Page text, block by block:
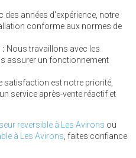
des années d'expérience, notre
conforme aux normes de
: Nous travaillons avec les
assurer un fonctionnement
satisfaction est notre priorité,
service après-vente réactif et
reversible à Les Avirons ou
à Les Avirons , faites confiance